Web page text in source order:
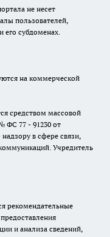
не несет
пользователей,
его субдоменах.
на коммерческой
средством массовой
ФС 77 - 91230 от
в сфере связи,
Учредитель
рекомендательные
и анализа сведений,